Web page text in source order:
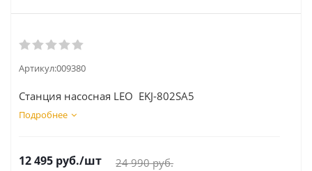
Артикул:009380
Станция насосная LEO EKJ-802SA5
Подробнее
12 495 руб./шт 24 990руб.